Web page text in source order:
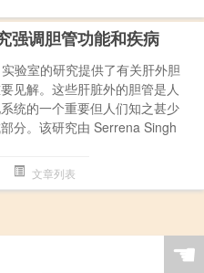
强调胆管功能和疾病
验室的研究提供了有关肝外胆
见解。这些肝脏外的胆管是人
统的一个重要但人们知之甚少
分。该研究由 Serrena Singh
文章列表
☚